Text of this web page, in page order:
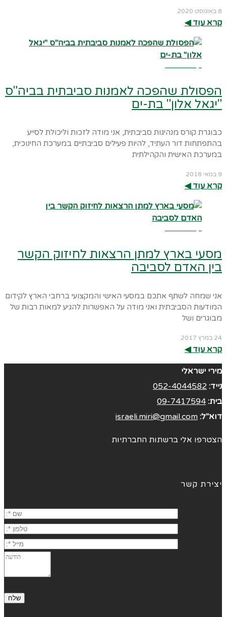
8 באוגוסט 2020
קרא עוד ◀︎
הפסולת שהפכה לאמנות סביבתית בביה"ס
"יגאל אלון" בת-ים
כבוגרת קורס מנהיגות סביבתית, אני מודה לזכות וליכולת לסייע
בהתפתחות דור העתיד, להיות פעילים סביבתיים במערכת החינוכית,
במערכת האישית והקהילתית
9 במאי 2018
קרא עוד ◀︎
מסעי בארץ למתן הרצאות לחיזוק הקשר
בין האדם לסביבה
אני שמחה לשתף אתכם במסעי האישי והמקצועי ברחבי הארץ לקידום
המודעות הסביבתית ואני מודה על האפשרות להגיע למאות רבות של
מבוגרים ושל
24 במרץ 2017
קרא עוד ◀︎
מירי ישראלי
נייד: 052-4044582
בית: 09-7417594
דוא"ל: israeli.miri@gmail.com
הצטרפו אלי ברשתות החברתיות
יצירת קשר